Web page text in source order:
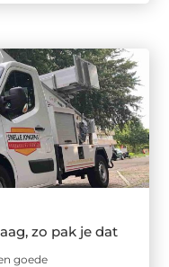
zo pak je dat
goede